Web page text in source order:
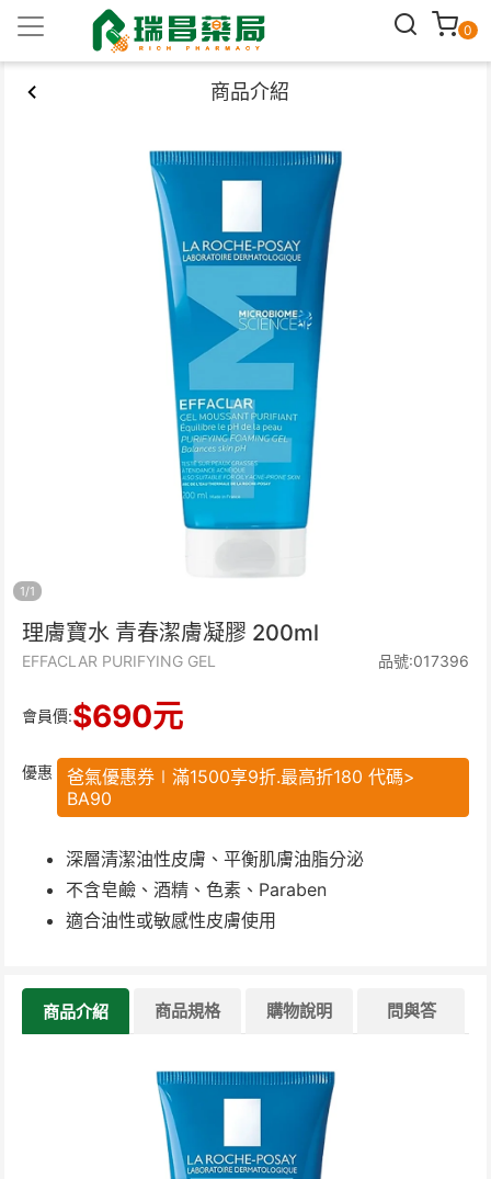
0
商品介紹
1/1
理膚寶水 青春潔膚凝膠 200ml
EFFACLAR PURIFYING GEL 品號:017396
會員價:$690元
優惠
爸氣優惠券∣滿1500享9折.最高折180 代碼>
BA90
深層清潔油性皮膚、平衡肌膚油脂分泌
不含皂鹼、酒精、色素、Paraben
適合油性或敏感性皮膚使用
商品介紹 商品規格 購物說明 問與答